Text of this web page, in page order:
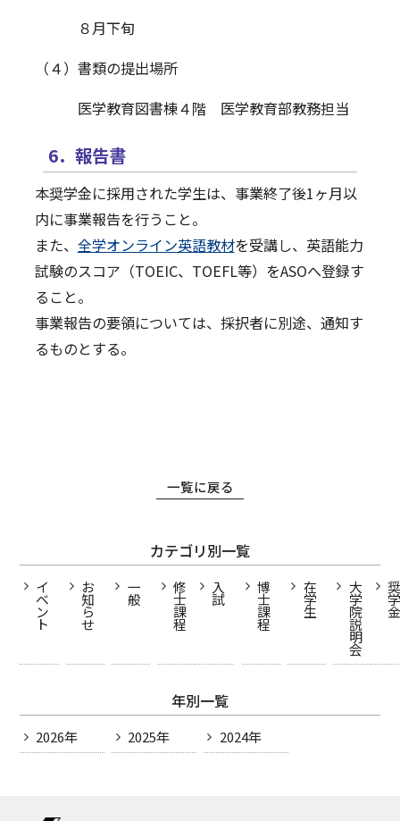
８月下旬
（４）書類の提出場所
医学教育図書棟４階 医学教育部教務担当
6．報告書
本奨学金に採用された学生は、事業終了後1ヶ月以
内に事業報告を行うこと。
また、 全学オンライン英語教材を受講し、英語能力
試験のスコア（TOEIC、TOEFL等）をASOへ登録す
ること。
事業報告の要領については、採択者に別途、通知す
るものとする。
一覧に戻る
カテゴリ別一覧
イ
ベ
ン
ト
お
知
ら
せ
一
般
修
士
課
程
入
試
博
士
課
程
在
学
生
大
学
院
説
明
会
奨
学
金
年別一覧
2026年 2025年 2024年